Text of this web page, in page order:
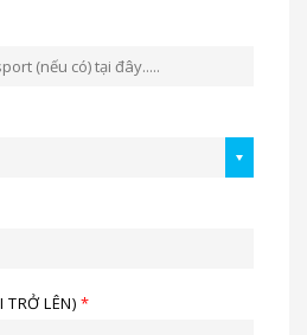
TRỞ LÊN) *